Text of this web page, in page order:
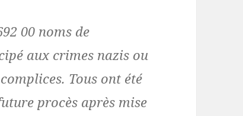
00 noms de
aux crimes nazis ou
Tous ont été
procès après mise